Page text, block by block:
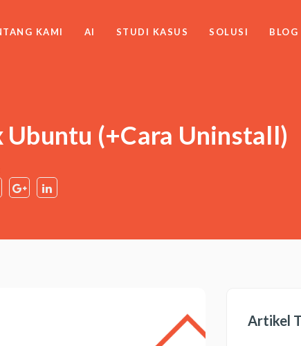
KAMI AI STUDI KASUS SOLUSI BLOG
(+Cara Uninstall)
Artikel